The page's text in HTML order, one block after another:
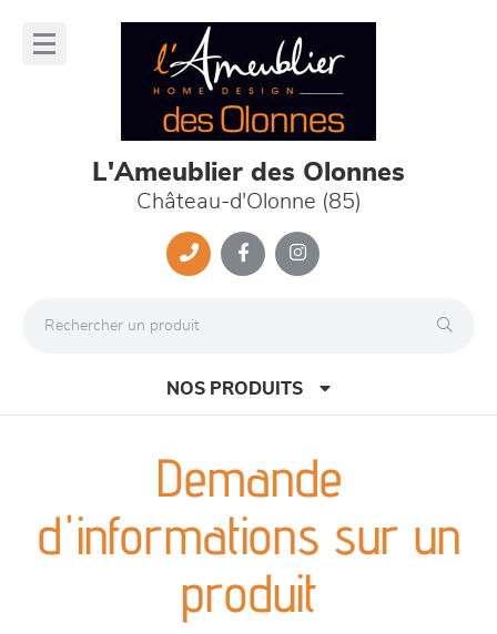
L'Ameublier des Olonnes
Château-d'Olonne (85)
NOS PRODUITS
canapés et fauteuils
séjours
meubles de complément
Demande
d'informations sur un
produit